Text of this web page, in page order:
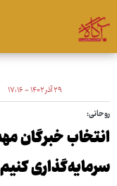
۲۹ آذر ۱۴۰۲ - ۱۷:۱۶
روحانی:
انتخاب خبرگان
سرمایه‌گذاری